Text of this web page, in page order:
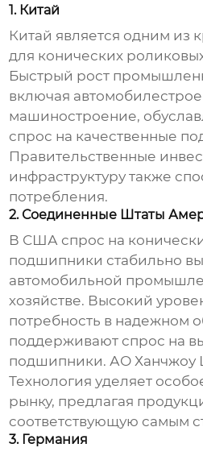
1. Китай
Китай является одним из
для конических
Быстрый рост
включая
машиностроение,
спрос на качественные
Правительственные
инфраструктуру также
потребления.
2. Соединенные Штаты
В США спрос на
подшипники стабильно
автомобильной
хозяйстве. Высокий
потребность в надежном
поддерживают спрос на
подшипники.АО Ханчжоу
Технология уделяет
рынку, предлагая
соответствующую самым
3. Германия